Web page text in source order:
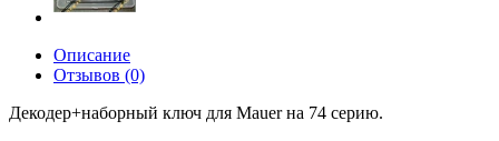
Описание
Отзывов (0)
Декодер+наборный ключ для Mauer на 74 серию.